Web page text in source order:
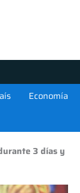
Economía
3 días y